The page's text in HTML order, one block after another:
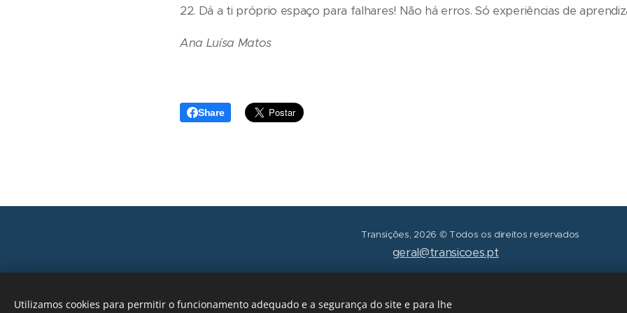
22. Dá a ti próprio espaço para falhares! Não há erros. Só experiências de
Ana Luísa Matos
Share
Transições, 2026 © Todos os direitos reservados
geral@transicoes.pt
Utilizamos cookies para permitir o funcionamento adequado e a segurança do site e para lhe